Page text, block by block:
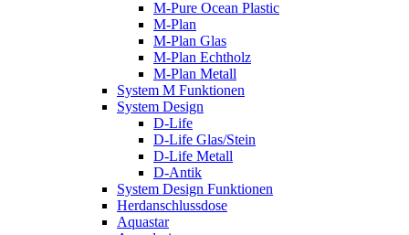
M-Pure Ocean Plastic
M-Plan
M-Plan Glas
M-Plan Echtholz
M-Plan Metall
System M Funktionen
System Design
D-Life
D-Life Glas/Stein
D-Life Metall
D-Antik
System Design Funktionen
Herdanschlussdose
Aquastar